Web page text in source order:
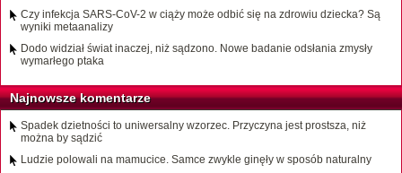
Czy infekcja SARS-CoV-2 w ciąży może odbić się na zdrowiu dziecka? Są
wyniki metaanalizy
Dodo widział świat inaczej, niż sądzono. Nowe badanie odsłania zmysły
wymarłego ptaka
Najnowsze komentarze
Spadek dzietności to uniwersalny wzorzec. Przyczyna jest prostsza, niż
można by sądzić
Ludzie polowali na mamucice. Samce zwykle ginęły w sposób naturalny